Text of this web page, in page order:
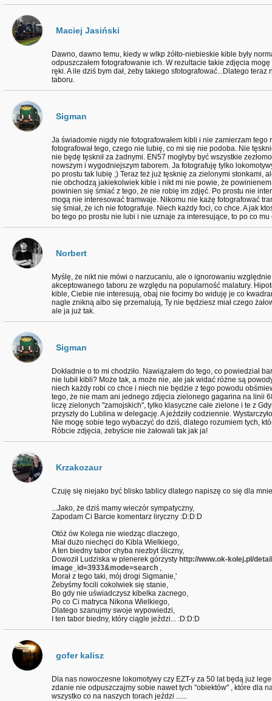
Maciej Jasiński
Dawno, dawno temu, kiedy w wlkp żółto-niebieskie kible były
odpuszczałem fotografowanie ich. W rezultacie takie zdjęcia
ręki. A ile dziś bym dał, żeby takiego sfotografować...Dlatego
taboru.
Sigman
Ja świadomie nigdy nie fotografowałem kibli i nie zamierzam tego
fotografował tego, czego nie lubię, co mi się nie podoba. Nie
nie będę tęsknił za żadnymi. EN57 mogłyby być wszystkie
nowszym i wygodniejszym taborem. Ja fotografuję tylko
po prostu tak lubię ;) Teraz też już tęsknię za zielonymi stonkami,
nie obchodzą jakiekolwiek kible i nikt mi nie powie, że
powinien się śmiać z tego, że nie robię im zdjęć. Po prostu nie
mogą nie interesować tramwaje. Nikomu nie każę fotografować
się śmiał, że ich nie fotografuje. Niech każdy foci, co chce. A jak
bo tego po prostu nie lubi i nie uznaje za interesujące, to po co mu
Norbert
Myślę, że nikt nie mówi o narzucaniu, ale o ignorowaniu
akceptowanego taboru ze względu na popularność malatury.
kible, Ciebie nie interesują, obaj nie focimy bo widuję je co
nagle znikną albo się przemalują, Ty nie będziesz miał czego
ale ja już tak.
Sigman
Dokładnie o to mi chodziło. Nawiązałem do tego, co powiedział
nie lubił kibli? Może tak, a może nie, ale jak widać różne są
niech każdy robi co chce i niech nie będzie z tego powodu
tego, że nie mam ani jednego zdjęcia zielonego gagarina na linii
liczę zielonych "zamojskich", tylko klasyczne całe zielone i te z
przyszły do Lublina w delegację. A jeździły codziennie.
Nie mogę sobie tego wybaczyć do dziś, dlatego rozumiem tych,
Róbcie zdjęcia, żebyście nie żałowali tak jak ja!
Krzakozaur
Czuję się niejako być blisko tablicy dlatego napiszę co się dla
...Jako, że dziś mamy wieczór sympatyczny,
Zapodam Ci Barcie komentarz liryczny :D:D:D
Otóż ów Kolega nie wiedząc dlaczego,
Miał dużo niechęci do Kibla Wielkiego,
A ten biedny tabor chyba niezbyt śliczny,
Dowoził Ludziska w plenerek górzysty http://www.ok-kolej.pl/
image_id=3933&mode=search ,
Morał z tego taki, mój drogi Sigmanie,'
Żebyśmy focili cokolwiek się stanie,
Bo gdy nie uświadczysz kibelka zacnego,
Po co Ci matryca Nikona Wielkiego,
Dlatego szanujmy swoje wypowiedzi,
I ten tabor biedny, który ciągle jeździ... :D:D:D
gofer kalisz
Dla nas nowoczesne lokomotywy czy EZT-y za 50 lat będą już
zdanie nie odpuszczajmy sobie nawet tych "obiektów" , które dla
wszystko co na naszych torach jeździ ......